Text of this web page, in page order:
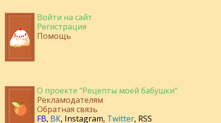
Войти на сайт
Регистрация
Помощь
О проекте "Рецепты моей бабушки"
Рекламодателям
Обратная связь
FB, ВК, Instagram, Twitter, RSS